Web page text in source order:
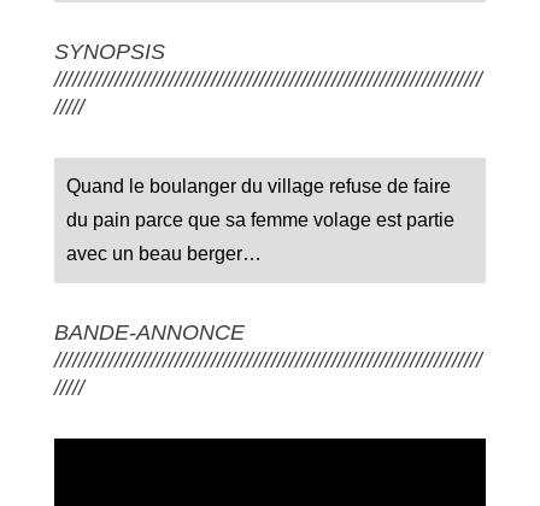
SYNOPSIS
///////////////////////////////////////////////////////////////////////
/////
Quand le boulanger du village refuse de faire
du pain parce que sa femme volage est partie
avec un beau berger…
BANDE-ANNONCE
///////////////////////////////////////////////////////////////////////
/////